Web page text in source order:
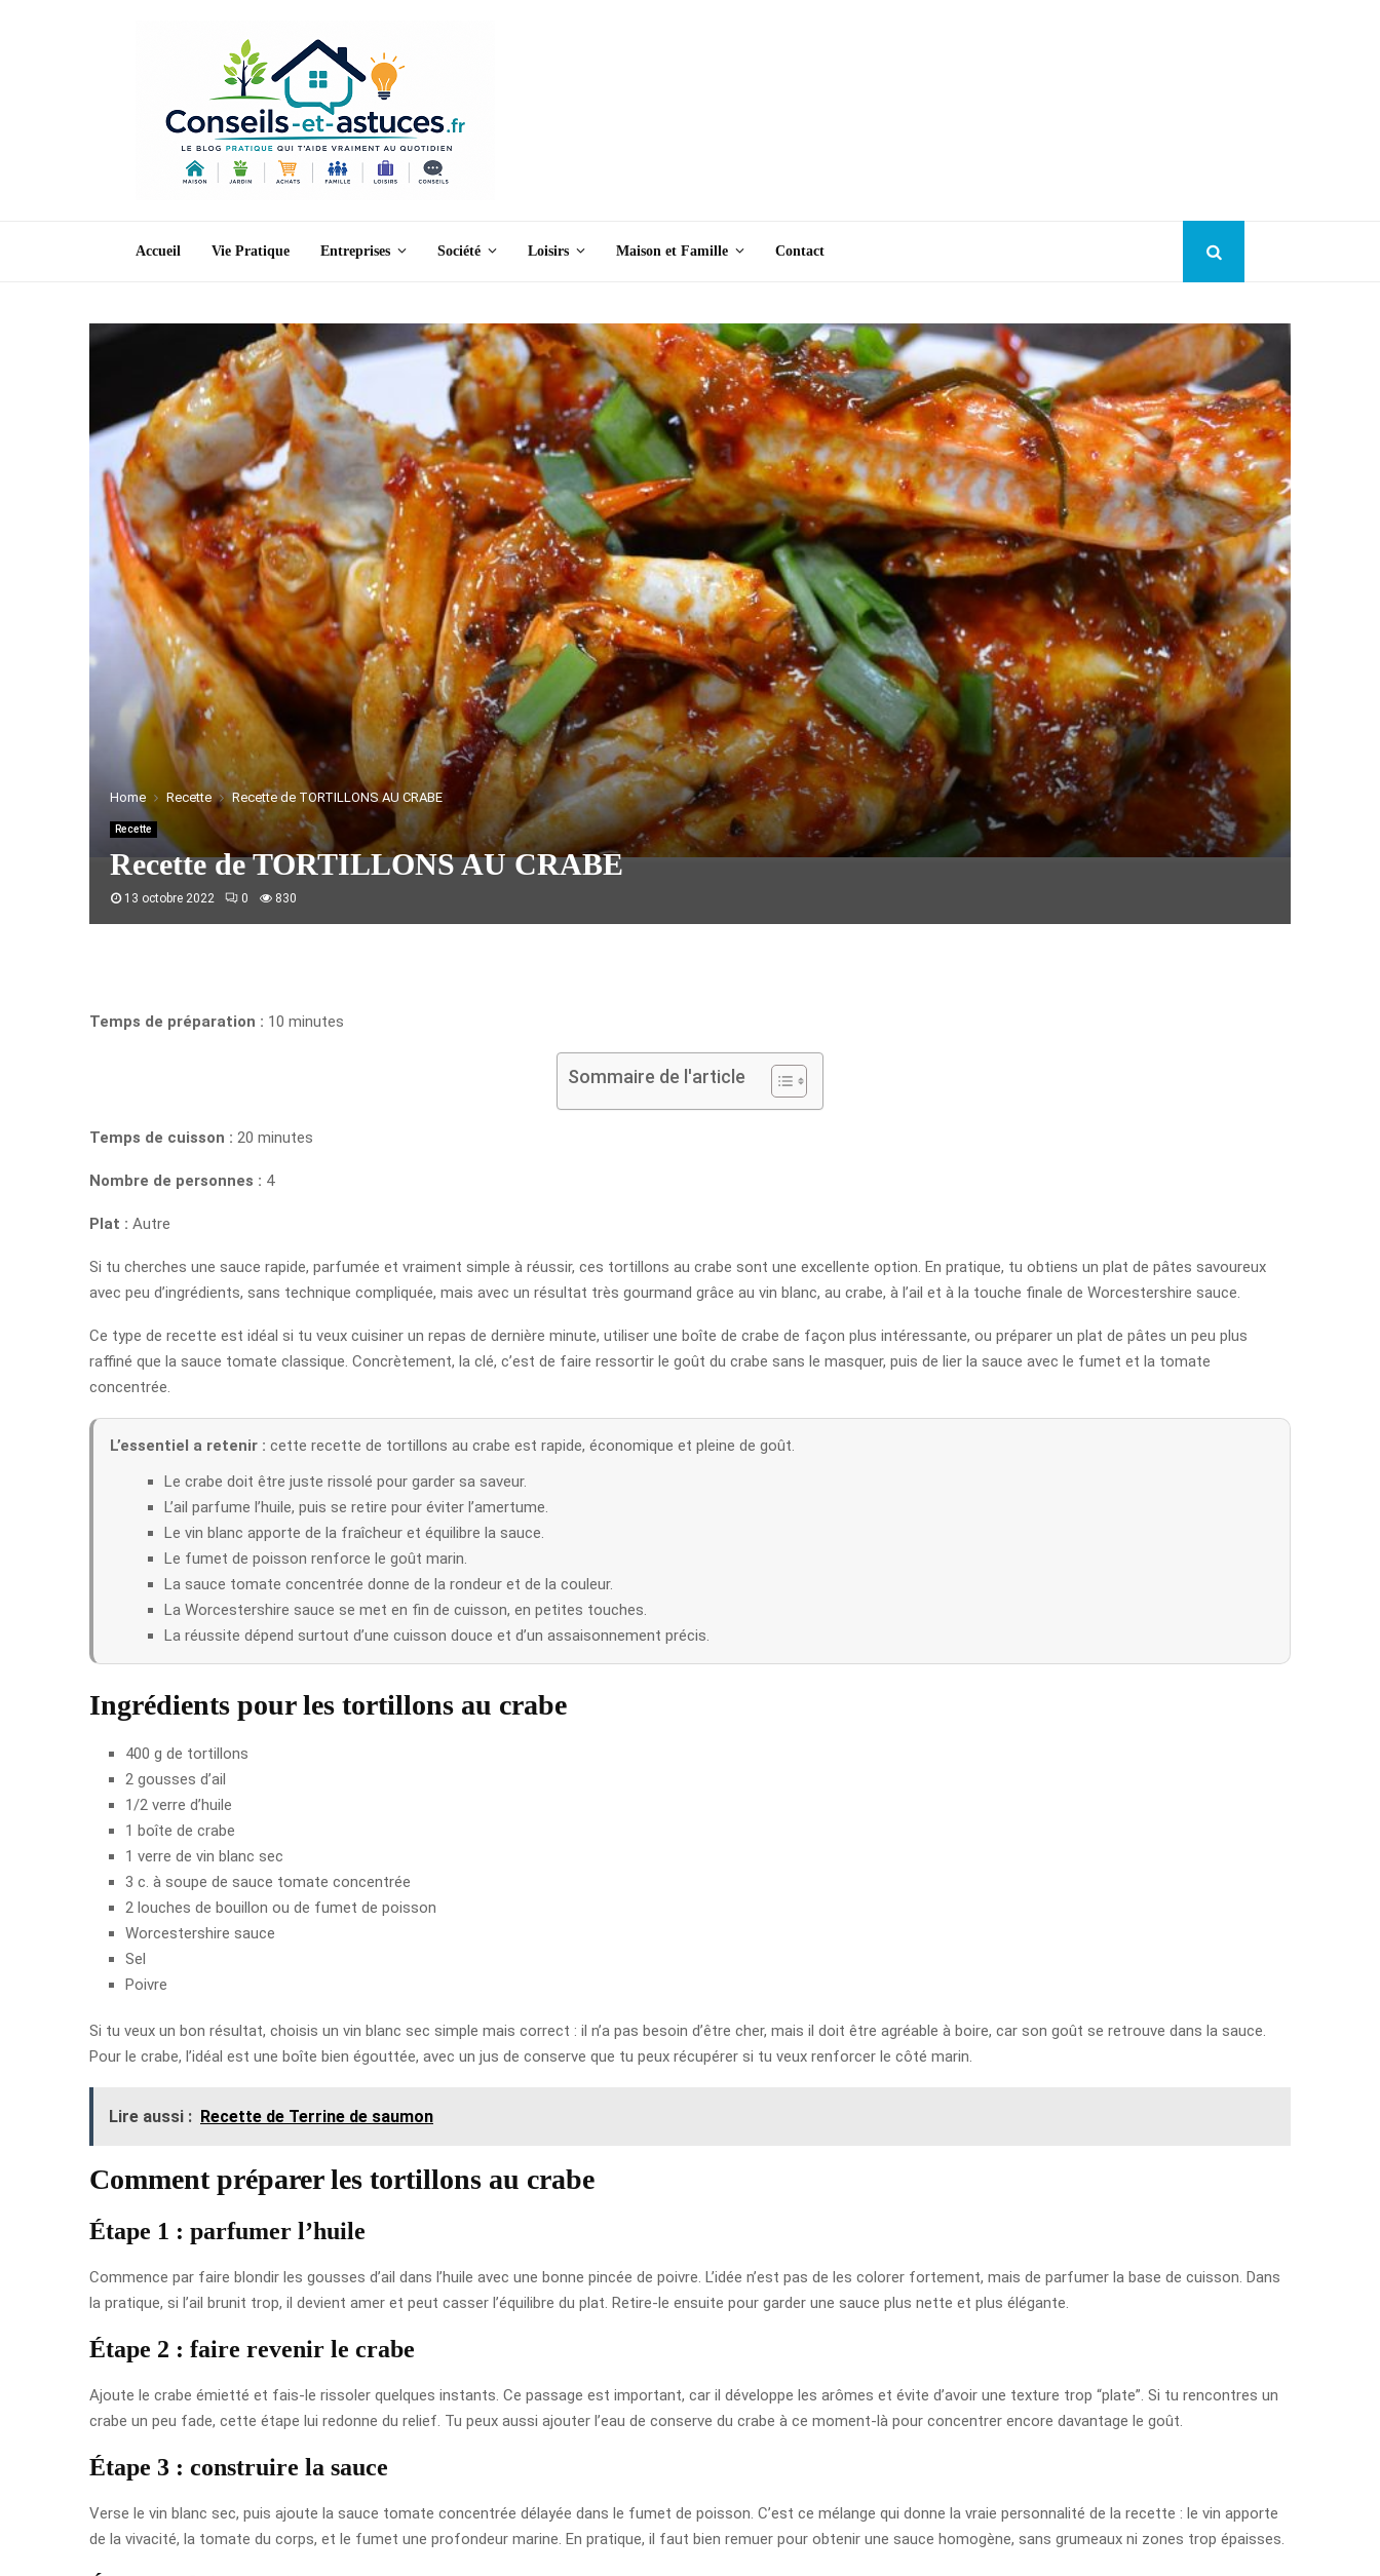
Accueil Vie Pratique Entreprises Société Loisirs Maison et Famille Contact
Home Recette Recette de TORTILLONS AU CRABE
Recette
Recette de TORTILLONS AU CRABE
13 octobre 2022 0 830
Temps de préparation : 10 minutes
Sommaire de l'article
Temps de cuisson : 20 minutes
Nombre de personnes : 4
Plat : Autre
Si tu cherches une sauce rapide, parfumée et vraiment simple à réussir, ces tortillons au crabe sont une excellente option. En pratique, tu obtiens un plat de pâtes savoureux
avec peu d’ingrédients, sans technique compliquée, mais avec un résultat très gourmand grâce au vin blanc, au crabe, à l’ail et à la touche finale de Worcestershire sauce.
Ce type de recette est idéal si tu veux cuisiner un repas de dernière minute, utiliser une boîte de crabe de façon plus intéressante, ou préparer un plat de pâtes un peu plus
raffiné que la sauce tomate classique. Concrètement, la clé, c’est de faire ressortir le goût du crabe sans le masquer, puis de lier la sauce avec le fumet et la tomate
concentrée.
L’essentiel a retenir : cette recette de tortillons au crabe est rapide, économique et pleine de goût.
Le crabe doit être juste rissolé pour garder sa saveur.
L’ail parfume l’huile, puis se retire pour éviter l’amertume.
Le vin blanc apporte de la fraîcheur et équilibre la sauce.
Le fumet de poisson renforce le goût marin.
La sauce tomate concentrée donne de la rondeur et de la couleur.
La Worcestershire sauce se met en fin de cuisson, en petites touches.
La réussite dépend surtout d’une cuisson douce et d’un assaisonnement précis.
Ingrédients pour les tortillons au crabe
400 g de tortillons
2 gousses d’ail
1/2 verre d’huile
1 boîte de crabe
1 verre de vin blanc sec
3 c. à soupe de sauce tomate concentrée
2 louches de bouillon ou de fumet de poisson
Worcestershire sauce
Sel
Poivre
Si tu veux un bon résultat, choisis un vin blanc sec simple mais correct : il n’a pas besoin d’être cher, mais il doit être agréable à boire, car son goût se retrouve dans la sauce.
Pour le crabe, l’idéal est une boîte bien égouttée, avec un jus de conserve que tu peux récupérer si tu veux renforcer le côté marin.
Lire aussi : Recette de Terrine de saumon
Comment préparer les tortillons au crabe
Étape 1 : parfumer l’huile
Commence par faire blondir les gousses d’ail dans l’huile avec une bonne pincée de poivre. L’idée n’est pas de les colorer fortement, mais de parfumer la base de cuisson. Dans
la pratique, si l’ail brunit trop, il devient amer et peut casser l’équilibre du plat. Retire-le ensuite pour garder une sauce plus nette et plus élégante.
Étape 2 : faire revenir le crabe
Ajoute le crabe émietté et fais-le rissoler quelques instants. Ce passage est important, car il développe les arômes et évite d’avoir une texture trop “plate”. Si tu rencontres un
crabe un peu fade, cette étape lui redonne du relief. Tu peux aussi ajouter l’eau de conserve du crabe à ce moment-là pour concentrer encore davantage le goût.
Étape 3 : construire la sauce
Verse le vin blanc sec, puis ajoute la sauce tomate concentrée délayée dans le fumet de poisson. C’est ce mélange qui donne la vraie personnalité de la recette : le vin apporte
de la vivacité, la tomate du corps, et le fumet une profondeur marine. En pratique, il faut bien remuer pour obtenir une sauce homogène, sans grumeaux ni zones trop épaisses.